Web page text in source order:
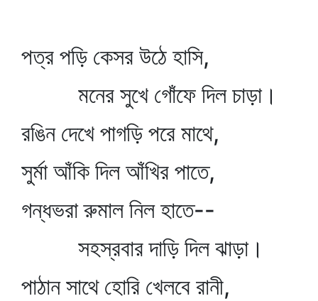
পত্র পড়ি কেসর উঠে হাসি,
মনের সুখে গোঁফে দিল চাড়া।
রঙিন দেখে পাগড়ি পরে মাথে,
সুর্মা আঁকি দিল আঁখির পাতে,
গন্ধভরা রুমাল নিল হাতে--
সহস্রবার দাড়ি দিল ঝাড়া।
পাঠান সাথে হোরি খেলবে রানী,